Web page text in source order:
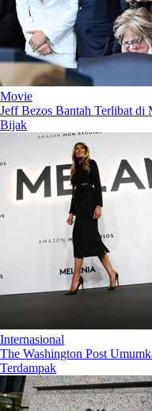
Movie
Jeff Bezos Bantah Terlibat di
Bijak
Internasional
The Washington Post
Terdampak